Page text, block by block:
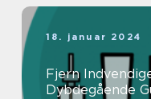
18. januar 2024
Fjern
Dybdegående